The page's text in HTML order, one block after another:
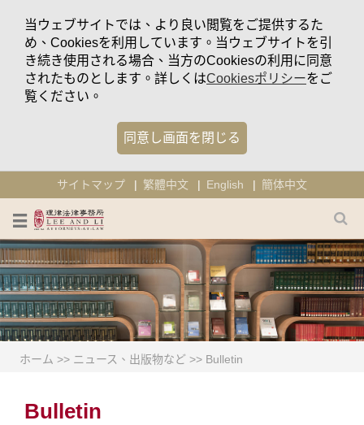
当ウェブサイトでは、より良い閲覧をご提供するた
め、Cookiesを利用しています。当ウェブサイトを引
き続き使用される場合、当方のCookiesの利用に同意
されたものとします。詳しくはCookiesポリシーをご
覧ください。
同意し画面を閉じる
サイトマップ 繁體中文 English 簡体中文
ホーム >> ニュース、出版物など >> Bulletin
Bulletin